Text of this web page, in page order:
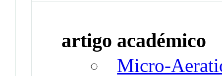
artigo académico
Micro-